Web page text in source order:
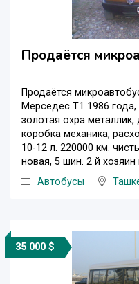
Продаётся
Продаётся
Мерседес Т1 1986 года,
золотая охра металлик,
коробка механика,
10-12 л. 220000 км.
новая, 5 шин. 2 й хозяин
Автобусы
35 000 $